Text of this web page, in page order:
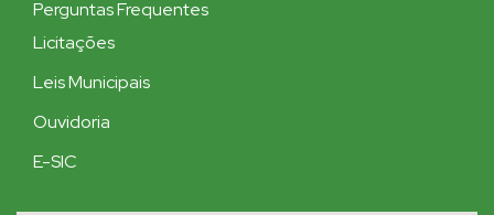
Perguntas Frequentes
Licitações
Leis Municipais
Ouvidoria
E-SIC